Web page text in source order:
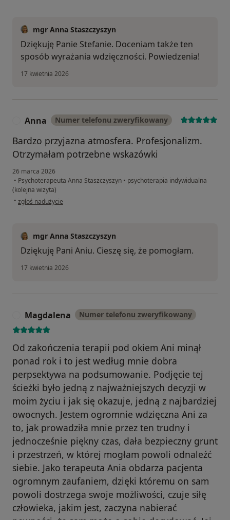
mgr Anna Staszczyszyn
Dziękuję Panie Stefanie. Doceniam także ten
sposób wyrażania wdzięczności. Powiedzenia!
17 kwietnia 2026
Anna Numer telefonu zweryfikowany
Bardzo przyjazna atmosfera. Profesjonalizm.
Otrzymałam potrzebne wskazówki
26 marca 2026
• Psychoterapeuta Anna Staszczyszyn • psychoterapia indywidualna
(kolejna wizyta)
• w opinii użytkownika Anna
zgłoś nadużycie
mgr Anna Staszczyszyn
Dziękuję Pani Aniu. Cieszę się, że pomogłam.
17 kwietnia 2026
Magdalena Numer telefonu zweryfikowany
Od zakończenia terapii pod okiem Ani minął
ponad rok i to jest według mnie dobra
perpsektywa na podsumowanie. Podjęcie tej
ścieżki było jedną z najważniejszych decyzji w
moim życiu i jak się okazuje, jedną z najbardziej
owocnych. Jestem ogromnie wdzięczna Ani za
to, jak prowadziła mnie przez ten trudny i
jednocześnie piękny czas, dała bezpieczny grunt
i przestrzeń, w której mogłam powoli odnaleźć
siebie. Jako terapeuta Ania obdarza pacjenta
ogromnym zaufaniem, dzięki któremu on sam
powoli dostrzega swoje możliwości, czuje siłę
człowieka, jakim jest, zaczyna nabierać